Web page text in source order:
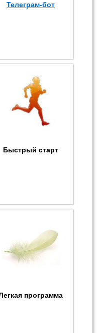
Телеграм-бот
Быстрый старт
программа